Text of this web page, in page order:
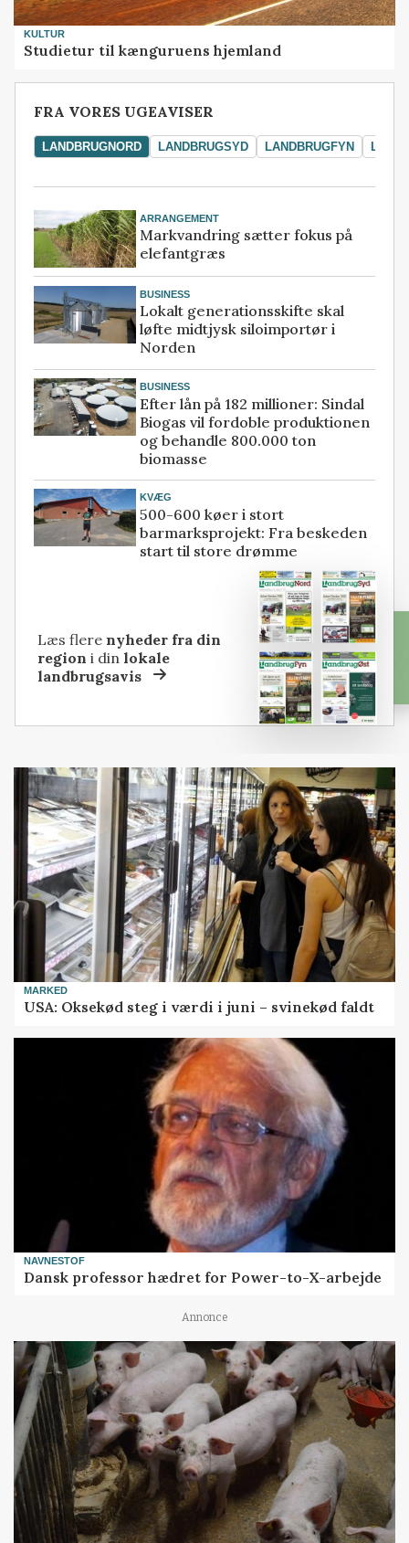
KULTUR
Studietur til kænguruens hjemland
FRA VORES UGEAVISER
LANDBRUGNORD LANDBRUGSYD LANDBRUGFYN
ARRANGEMENT
Markvandring sætter fokus på
elefantgræs
BUSINESS
Lokalt generationsskifte skal
løfte midtjysk siloimportør i
Norden
BUSINESS
Efter lån på 182 millioner: Sindal
Biogas vil fordoble produktionen
og behandle 800.000 ton
biomasse
KVÆG
500-600 køer i stort
barmarksprojekt: Fra beskeden
start til store drømme
Læs flere nyheder fra din
region i dinlokale
landbrugsavis
MARKED
USA: Oksekød steg i værdi i juni – svinekød faldt
NAVNESTOF
Dansk professor hædret for Power-to-X-arbejde
Annonce